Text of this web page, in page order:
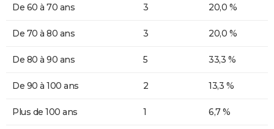
De 60 à 70 ans 3 20,0 %
De 70 à 80 ans 3 20,0 %
De 80 à 90 ans 5 33,3 %
De 90 à 100 ans 2 13,3 %
Plus de 100 ans 1 6,7 %